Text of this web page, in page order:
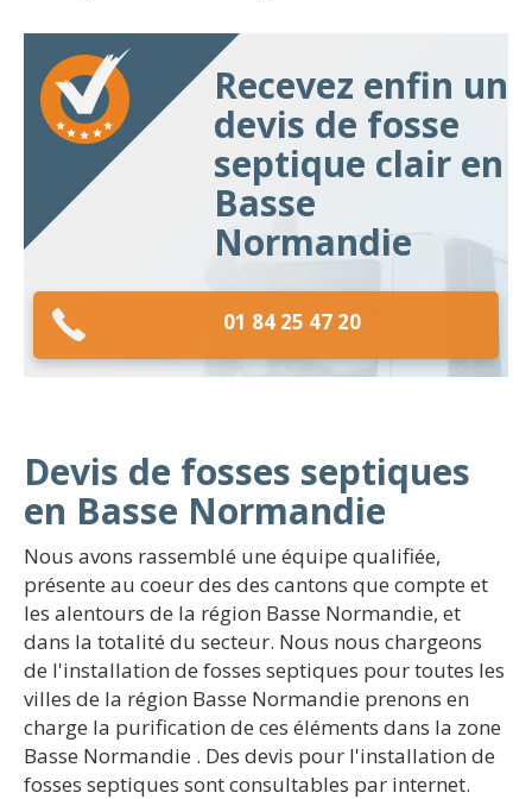
Recevez enfin un
devis de fosse
septique clair en
Basse
Normandie
01 84 25 47 20
Devis de fosses septiques
en Basse Normandie
Nous avons rassemblé une équipe qualifiée,
présente au coeur des des cantons que compte et
les alentours de la région Basse Normandie, et
dans la totalité du secteur. Nous nous chargeons
de l'installation de fosses septiques pour toutes les
villes de la région Basse Normandie prenons en
charge la purification de ces éléments dans la zone
Basse Normandie . Des devis pour l'installation de
fosses septiques sont consultables par internet.